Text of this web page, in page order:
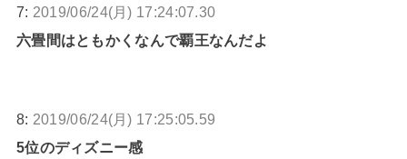
7: 2019/06/24(月) 17:24:07.30
六畳間はともかくなんで覇王なんだよ
8: 2019/06/24(月) 17:25:05.59
5位のディズニー感